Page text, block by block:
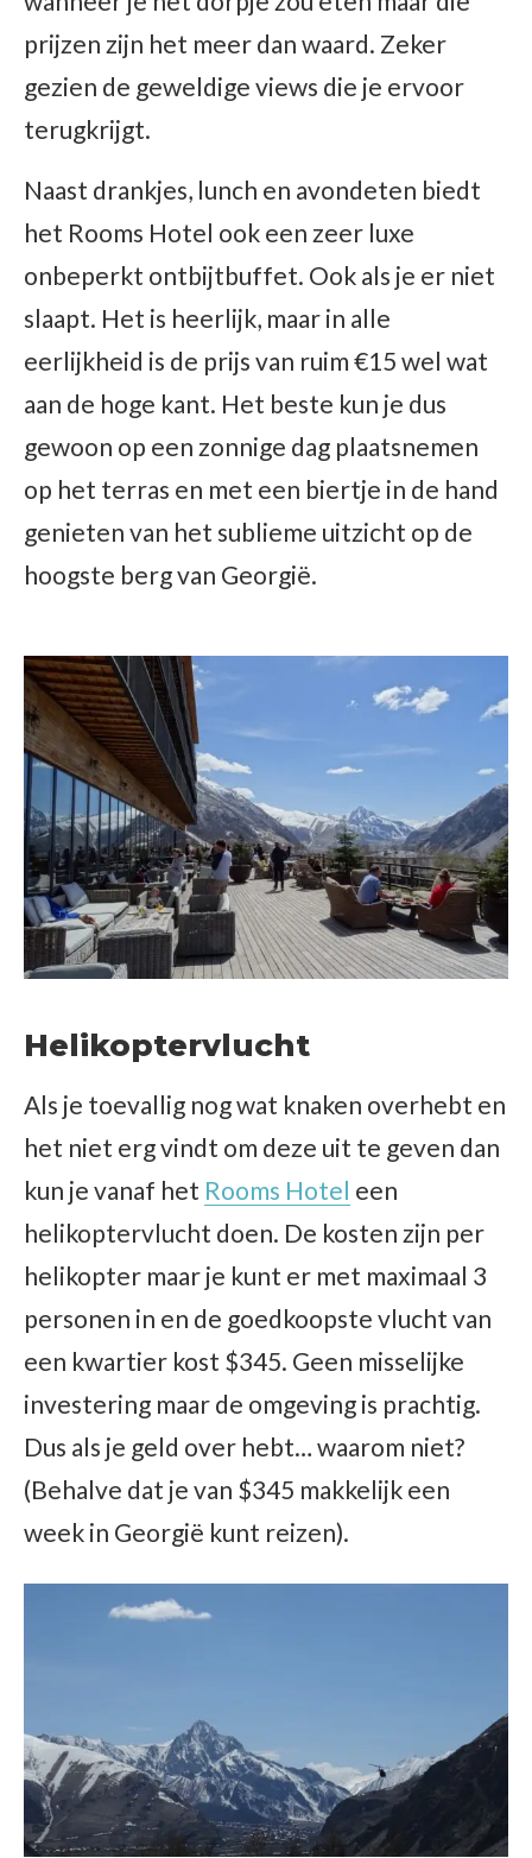
prijzen zijn het meer dan waard. Zeker
gezien de geweldige views die je ervoor
terugkrijgt.
Naast drankjes, lunch en avondeten biedt
het Rooms Hotel ook een zeer luxe
onbeperkt ontbijtbuffet. Ook als je er niet
slaapt. Het is heerlijk, maar in alle
eerlijkheid is de prijs van ruim €15 wel wat
aan de hoge kant. Het beste kun je dus
gewoon op een zonnige dag plaatsnemen
op het terras en met een biertje in de hand
genieten van het sublieme uitzicht op de
hoogste berg van Georgië.
Helikoptervlucht
Als je toevallig nog wat knaken overhebt en
het niet erg vindt om deze uit te geven dan
kun je vanaf het Rooms Hotel een
helikoptervlucht doen. De kosten zijn per
helikopter maar je kunt er met maximaal 3
personen in en de goedkoopste vlucht van
een kwartier kost $345. Geen misselijke
investering maar de omgeving is prachtig.
Dus als je geld over hebt… waarom niet?
(Behalve dat je van $345 makkelijk een
week in Georgië kunt reizen).